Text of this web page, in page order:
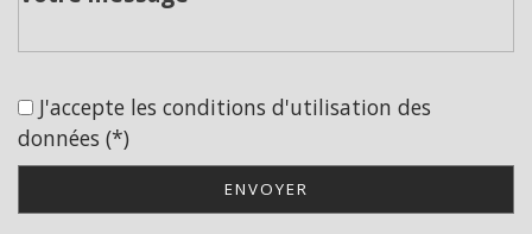
École maternelle
École primaire
Enseignement supérieur
J'accepte les conditions d'utilisation des
données (*)
ENVOYER